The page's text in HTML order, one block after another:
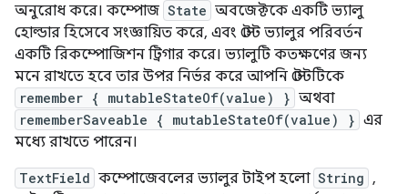
অনুরোধ করে। কম্পোজ State অবজেক্টকে একটি ভ্যালু
হোল্ডার হিসেবে সংজ্ঞায়িত করে, এবং স্টেট ভ্যালুর পরিবর্তন
একটি রিকম্পোজিশন ট্রিগার করে। ভ্যালুটি কতক্ষণের জন্য
মনে রাখতে হবে তার উপর নির্ভর করে আপনি স্টেটটিকে
remember { mutableStateOf(value) } অথবা
rememberSaveable { mutableStateOf(value) } এর
মধ্যে রাখতে পারেন।
TextField কম্পোজেবলের ভ্যালুর টাইপ হলো String ,